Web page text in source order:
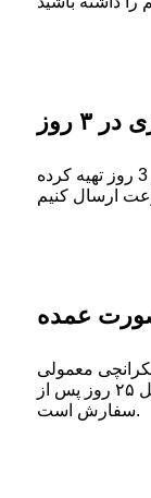
۳ روز
پس از تأیید اثر هنری، می‌توانیم نمونه را در 3 روز تهیه کرده
ارسال کنیم
معمولی
و تعداد کمتر از ۱۰۰۰ عدد، زمان تحویل ۲۵ روز پس از
سفارش است.